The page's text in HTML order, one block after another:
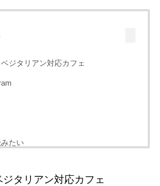
ジタリアン対応カフェ
たい
ジタリアン対応カフェ